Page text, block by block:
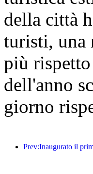
della città
turisti, una
più
dell'anno
giorno